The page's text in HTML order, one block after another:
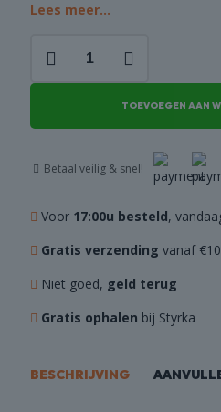
Lees meer...
AED1240A
Bouwstofzuiger
TOEVOEGEN AAN
Betaal veilig & snel!
Voor 17:00u besteld,
Gratis verzending vanaf
Niet goed, geld terug
Gratis ophalen bij Styrka
BESCHRIJVING